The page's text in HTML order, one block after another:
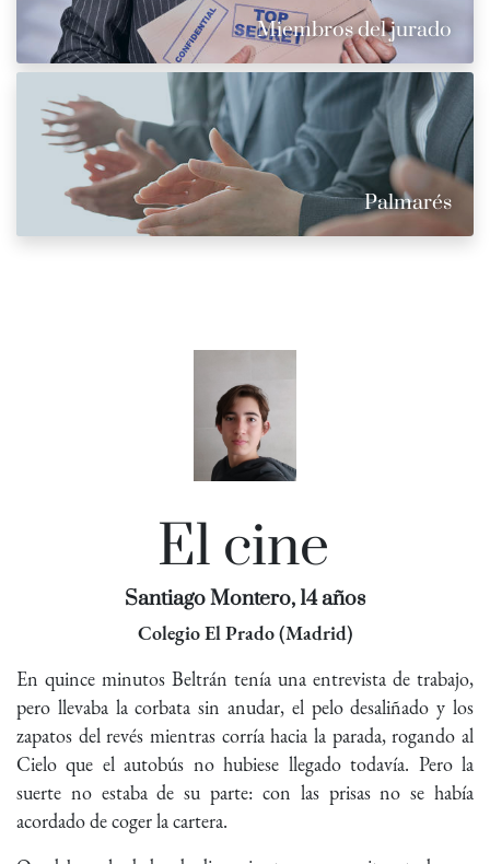
Miembros del jurado
Palmarés
El cine
Santiago Montero, 14 años
Colegio El Prado (Madrid)
En quince minutos Beltrán tenía una entrevista de trabajo,
pero llevaba la corbata sin anudar, el pelo desaliñado y los
zapatos del revés mientras corría hacia la parada, rogando al
Cielo que el autobús no hubiese llegado todavía. Pero la
suerte no estaba de su parte: con las prisas no se había
acordado de coger la cartera.